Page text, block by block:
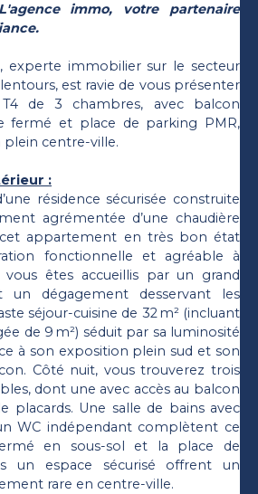
immo, votre partenaire
, experte immobilier sur le secteur
est ravie de vous présenter
de 3 chambres, avec balcon
fermé et place de parking PMR,
centre-ville.
:
résidence sécurisée construite
agrémentée d’une chaudière
cet appartement en très bon état
fonctionnelle et agréable à
vous êtes accueillis par un grand
un dégagement desservant les
séjour-cuisine de 32 m² (incluant
de 9 m²) séduit par sa luminosité
à son exposition plein sud et son
Côté nuit, vous trouverez trois
dont une avec accès au balcon
placards. Une salle de bains avec
WC indépendant complètent ce
en sous-sol et la place de
un espace sécurisé offrent un
rare en centre-ville.